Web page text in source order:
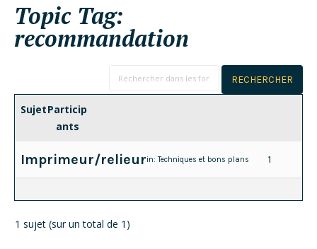
Topic Tag:
recommandation
SujetParticip
ants
Imprimeur/relieurin:Techniques et bons plans 1
1 sujet (sur un total de 1)